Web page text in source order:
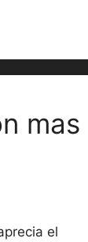
mas
el